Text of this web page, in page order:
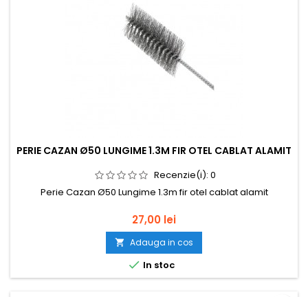
PERIE CAZAN Ø50 LUNGIME 1.3M FIR OTEL CABLAT ALAMIT
Recenzie(i): 0
Perie Cazan Ø50 Lungime 1.3m fir otel cablat alamit
Pret
27,00 lei
 Adauga in cos
 In stoc